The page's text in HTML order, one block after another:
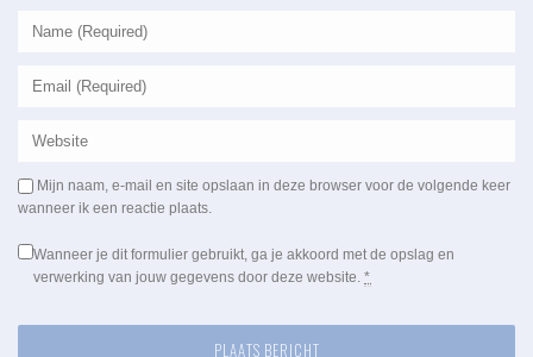
Mijn naam, e-mail en site opslaan in deze browser voor de volgende keer
wanneer ik een reactie plaats.
Wanneer je dit formulier gebruikt, ga je akkoord met de opslag en
verwerking van jouw gegevens door deze website. *